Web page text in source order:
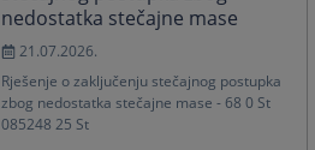
nedostatka stečajne mase
21.07.2026.
Rješenje o zaključenju stečajnog postupka
zbog nedostatka stečajne mase - 68 0 St
085248 25 St